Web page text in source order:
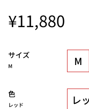
¥11,880
サイズ
M M
色
レッド レ